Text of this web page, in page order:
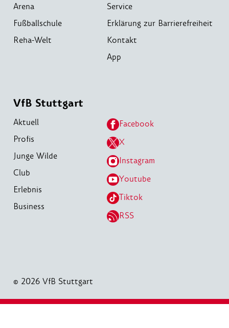
Arena
Fußballschule
Reha-Welt
Service
Erklärung zur Barrierefreiheit
Kontakt
App
VfB Stuttgart
Aktuell
Profis
Junge Wilde
Club
Erlebnis
Business
Facebook
X
Instagram
Youtube
Tiktok
RSS
© 2026 VfB Stuttgart